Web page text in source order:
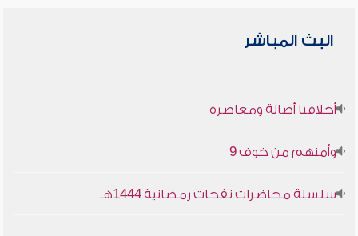
البث المباشر
أخلاقنا أصالة ومعاصرة
وأمنهم من خوف 9
سلسلة محاضرات نفحات رمضانية 1444هـ